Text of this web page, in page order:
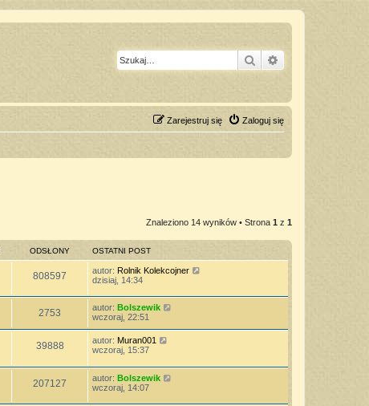
Szukaj
Zaloguj się
Zarejestruj się
Znaleziono 14 wyników • Strona 1 z 1
ODSŁONY OSTATNI POST
808597 autor: Rolnik Kolekcojner
dzisiaj, 14:34
2753 autor: Bolszewik
wczoraj, 22:51
39888 autor: Muran001
wczoraj, 15:37
207127 autor: Bolszewik
wczoraj, 14:07